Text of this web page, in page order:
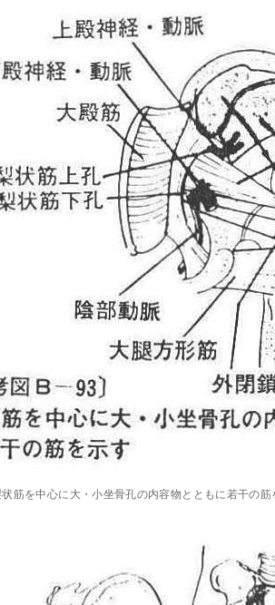
筋を中心に大・小坐骨孔の内容物とともに若干の筋